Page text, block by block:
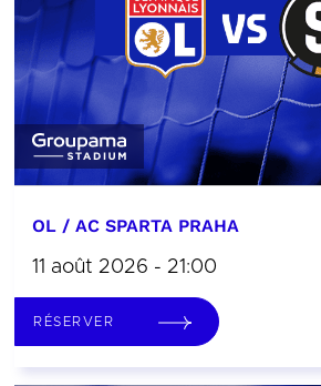
OL / AC SPARTA PRAHA
11 août 2026 - 21:00
RÉSERVER